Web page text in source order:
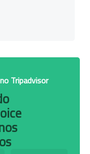
Tripadvisor